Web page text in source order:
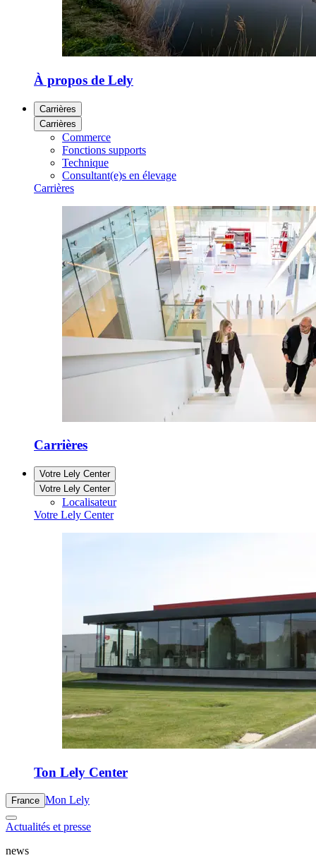
À propos de Lely
Carrières
Carrières
Commerce
Fonctions supports
Technique
Consultant(e)s en élevage
Carrières
Carrières
Votre Lely Center
Votre Lely Center
Localisateur
Votre Lely Center
Ton Lely Center
France Mon Lely
Actualités et presse
news